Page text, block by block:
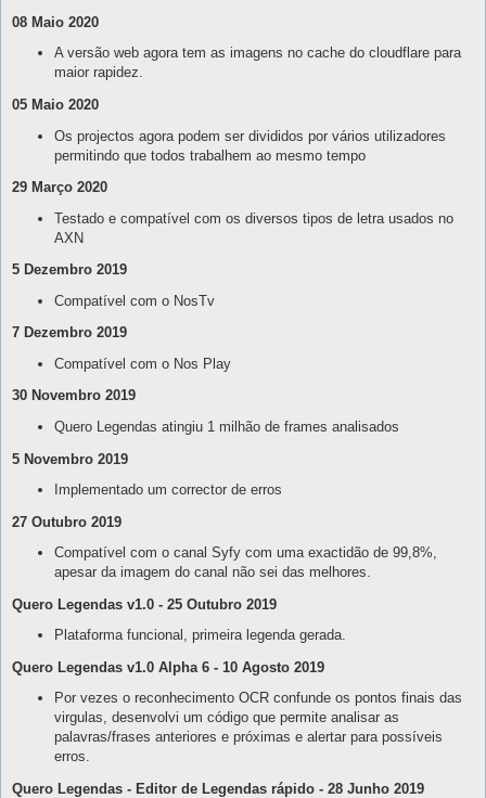
08 Maio 2020
A versão web agora tem as imagens no cache do cloudflare para
maior rapidez.
05 Maio 2020
Os projectos agora podem ser divididos por vários utilizadores
permitindo que todos trabalhem ao mesmo tempo
29 Março 2020
Testado e compatível com os diversos tipos de letra usados no
AXN
5 Dezembro 2019
Compatível com o NosTv
7 Dezembro 2019
Compatível com o Nos Play
30 Novembro 2019
Quero Legendas atingiu 1 milhão de frames analisados
5 Novembro 2019
Implementado um corrector de erros
27 Outubro 2019
Compatível com o canal Syfy com uma exactidão de 99,8%,
apesar da imagem do canal não sei das melhores.
Quero Legendas v1.0 - 25 Outubro 2019
Plataforma funcional, primeira legenda gerada.
Quero Legendas v1.0 Alpha 6 - 10 Agosto 2019
Por vezes o reconhecimento OCR confunde os pontos finais das
virgulas, desenvolvi um código que permite analisar as
palavras/frases anteriores e próximas e alertar para possíveis
erros.
Quero Legendas - Editor de Legendas rápido - 28 Junho 2019